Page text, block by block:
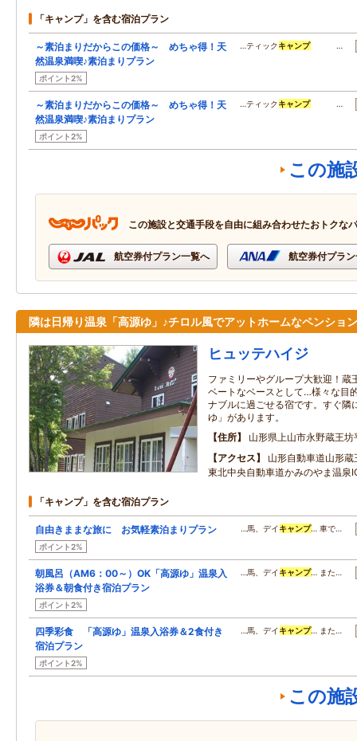
「キャンプ」を含む宿泊プラン
～素泊まりだからこの価格～ めちゃ得！天
然温泉満喫♪素泊まりプラン
ポイント2%
…ティックキャンプ…
～素泊まりだからこの価格～ めちゃ得！天
然温泉満喫♪素泊まりプラン
ポイント2%
…ティックキャンプ…
この施
この施設と交通手段を自由に組み合わせたおトクな
航空券付プラン一覧へ 航空券付プラ
隣は日帰り温泉「高源ゆ」♪チロル風でアットホームなペンション
ヒュッテハイジ
ファミリーやグループ大歓迎！蔵
ベートなベースとして…様々な目
ナブルに過ごせる宿です。すぐ隣
ゆ」があります。
住所
山形県上山市永野蔵王坊
アクセス
山形自動車道山形
東北中央自動車道かみのやま温泉
「キャンプ」を含む宿泊プラン
自由きままな旅に お気軽素泊まりプラン
ポイント2%
…馬、デイ キャンプ… 車で…
朝風呂（AM6：00～）OK「高源ゆ」温泉入
浴券＆朝食付き宿泊プラン
ポイント2%
…馬、デイ キャンプ… また…
四季彩食 「高源ゆ」温泉入浴券＆2食付き
宿泊プラン
ポイント2%
…馬、デイ キャンプ… また…
この施